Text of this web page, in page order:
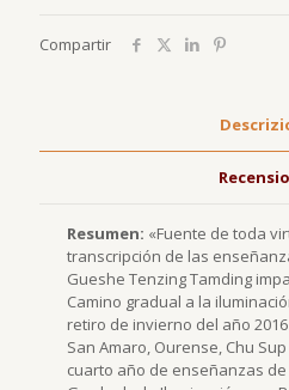
Compartir
Resumen: «Fuente de toda
transcripción de las
Gueshe Tenzing Tamding
Camino gradual a la
retiro de invierno del año
San Amaro, Ourense, Chu
cuarto año de enseñanzas de